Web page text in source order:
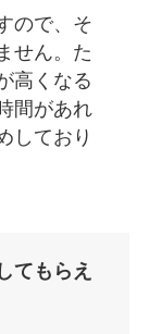
ので、そ
せん。た
高くなる
間があれ
しており
てもらえ